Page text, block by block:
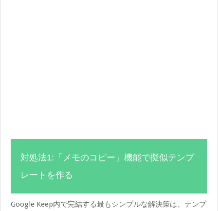
対処法1:「メモのコピー」機能で擬似テンプ
レートを作る
Google Keep内で完結する最もシンプルな解決策は、テンプ